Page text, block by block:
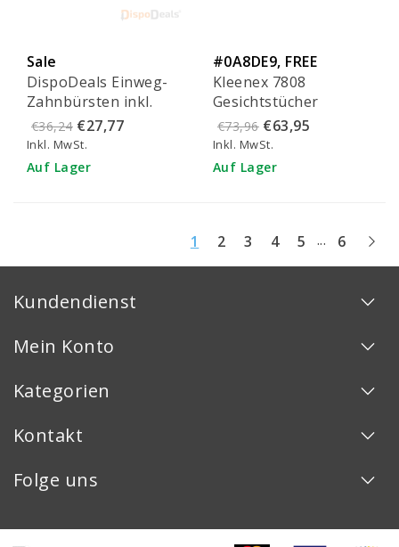
Sale
DispoDeals Einweg-
Zahnbürsten inkl.
Zahnpasta (100 Stück)
€36,24 €27,77
Inkl. MwSt.
Auf Lager
#0A8DE9, FREE
shipping
Kleenex 7808
Gesichtstücher
€73,96 €63,95
Inkl. MwSt.
Auf Lager
1 2 3 4 5 ... 6
Kundendienst
Mein Konto
Kategorien
Kontakt
Folge uns